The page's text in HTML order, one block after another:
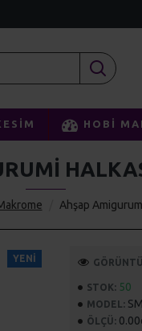
HOBI
Ahşap
YENI
STOK: 50
MODEL:
ÖLÇÜ: